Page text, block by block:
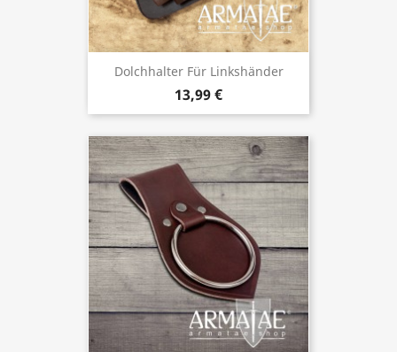
Dolchhalter Für Linkshänder
13,99 €